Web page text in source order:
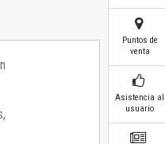
Puntos de
venta
Asistencia al
usuario